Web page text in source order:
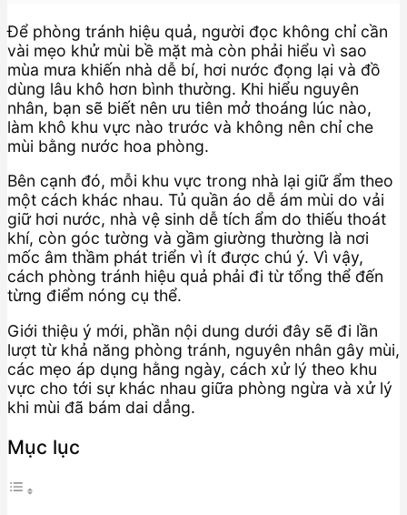
Để phòng tránh hiệu quả, người đọc không chỉ cần
vài mẹo khử mùi bề mặt mà còn phải hiểu vì sao
mùa mưa khiến nhà dễ bí, hơi nước đọng lại và đồ
dùng lâu khô hơn bình thường. Khi hiểu nguyên
nhân, bạn sẽ biết nên ưu tiên mở thoáng lúc nào,
làm khô khu vực nào trước và không nên chỉ che
mùi bằng nước hoa phòng.
Bên cạnh đó, mỗi khu vực trong nhà lại giữ ẩm theo
một cách khác nhau. Tủ quần áo dễ ám mùi do vải
giữ hơi nước, nhà vệ sinh dễ tích ẩm do thiếu thoát
khí, còn góc tường và gầm giường thường là nơi
mốc âm thầm phát triển vì ít được chú ý. Vì vậy,
cách phòng tránh hiệu quả phải đi từ tổng thể đến
từng điểm nóng cụ thể.
Giới thiệu ý mới, phần nội dung dưới đây sẽ đi lần
lượt từ khả năng phòng tránh, nguyên nhân gây mùi,
các mẹo áp dụng hằng ngày, cách xử lý theo khu
vực cho tới sự khác nhau giữa phòng ngừa và xử lý
khi mùi đã bám dai dẳng.
Mục lục